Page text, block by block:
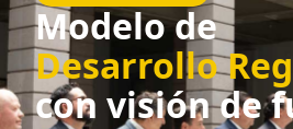
Modelo de
Desarrollo
con visión de